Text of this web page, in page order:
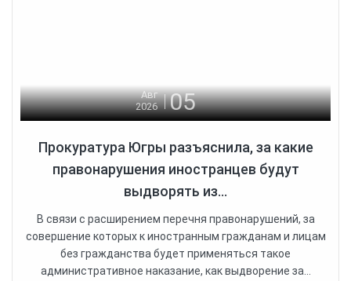
Авг
2026
05
Прокуратура Югры разъяснила, за какие
правонарушения иностранцев будут
выдворять из...
В связи с расширением перечня правонарушений, за
совершение которых к иностранным гражданам и лицам
без гражданства будет применяться такое
административное наказание, как выдворение за...